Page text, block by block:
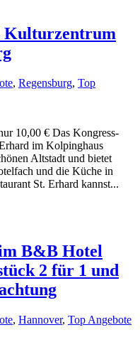
Kulturzentrum
, Regensburg, Top
10,00 € Das Kongress-
im Kolpinghaus
Altstadt und bietet
und die Küche in
St. Erhard kannst...
B&B Hotel
2 für 1 und
, Hannover, Top Angebote